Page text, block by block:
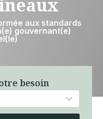
aux standards
gouvernant(e)
besoin